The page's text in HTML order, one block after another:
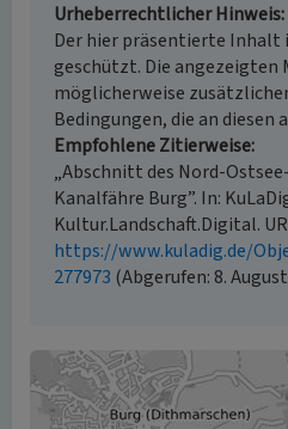
Urheberrechtlicher Hinweis
Der hier präsentierte
geschützt. Die angezeigten
möglicherweise
Bedingungen, die an diesen
Empfohlene Zitierweise
„Abschnitt des Nord-
Kanalfähre Burg”. In:
Kultur.Landschaft.Digital.
https://www.kuladig.de/
277973 (Abgerufen: 8.